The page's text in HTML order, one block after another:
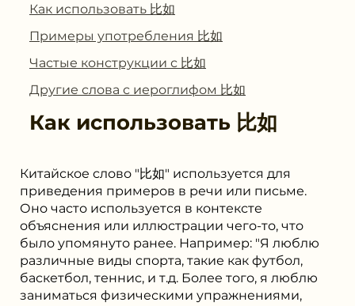
Как использовать 比如
Примеры употребления 比如
Частые конструкции с 比如
Другие слова с иероглифом 比如
Как использовать 比如
Китайское слово "比如" используется для
приведения примеров в речи или письме.
Оно часто используется в контексте
объяснения или иллюстрации чего-то, что
было упомянуто ранее. Например: "Я люблю
различные виды спорта, такие как футбол,
баскетбол, теннис, и т.д. Более того, я люблю
заниматься физическими упражнениями,